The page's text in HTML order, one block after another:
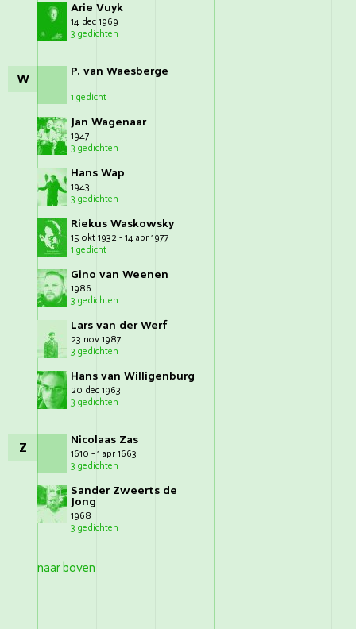
Arie Vuyk
14 dec 1969
3 gedichten
W P. van Waesberge
1 gedicht
Jan Wagenaar
1947
3 gedichten
Hans Wap
1943
3 gedichten
Riekus Waskowsky
15 okt 1932 - 14 apr 1977
1 gedicht
Gino van Weenen
1986
3 gedichten
Lars van der Werf
23 nov 1987
3 gedichten
Hans van Willigenburg
20 dec 1963
3 gedichten
Z Nicolaas Zas
1610 - 1 apr 1663
3 gedichten
Sander Zweerts de
Jong
1968
3 gedichten
naar boven